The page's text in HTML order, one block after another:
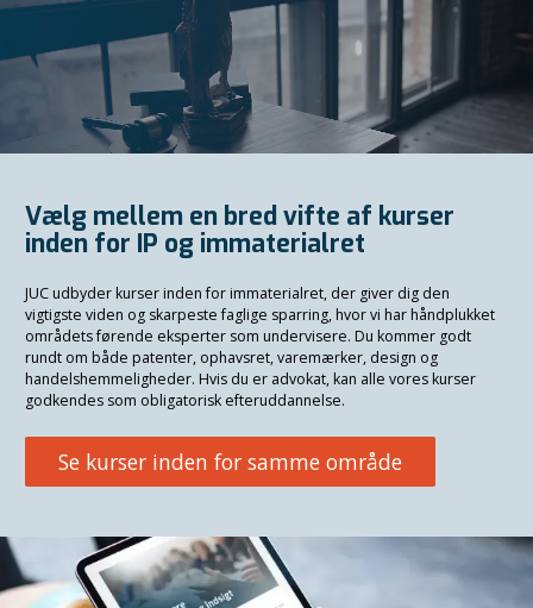
Vælg mellem en bred vifte af kurser
inden for IP og immaterialret
JUC udbyder kurser inden for immaterialret, der giver dig den
vigtigste viden og skarpeste faglige sparring, hvor vi har håndplukket
områdets førende eksperter som undervisere. Du kommer godt
rundt om både patenter, ophavsret, varemærker, design og
handelshemmeligheder. Hvis du er advokat, kan alle vores kurser
godkendes som obligatorisk efteruddannelse.
Se kurser inden for samme område